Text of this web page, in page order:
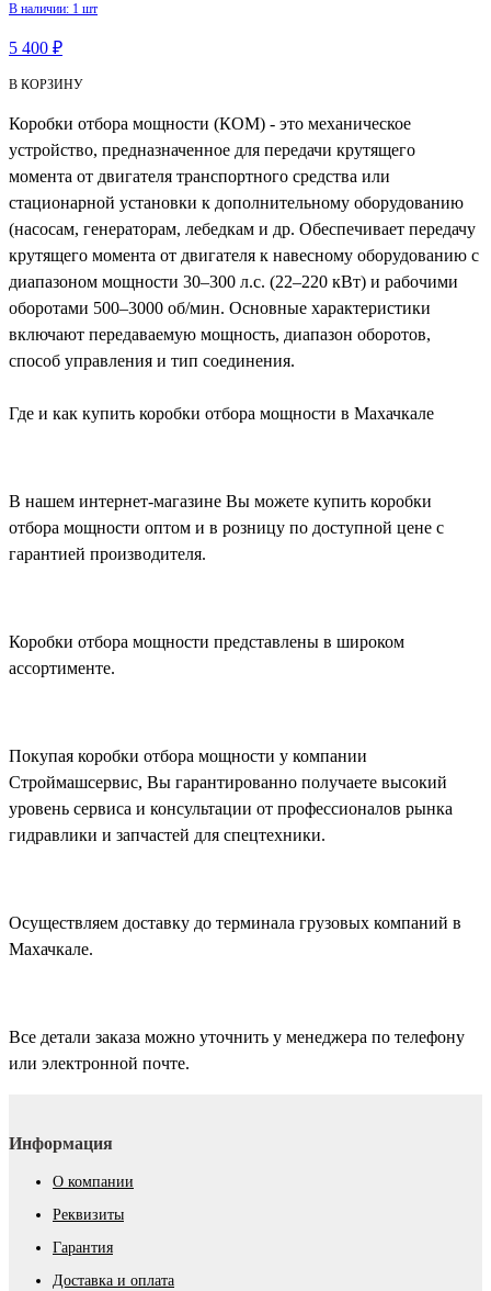
В наличии: 1 шт
5 400 ₽
В КОРЗИНУ
Коробки отбора мощности (КОМ) - это механическое
устройство, предназначенное для передачи крутящего
момента от двигателя транспортного средства или
стационарной установки к дополнительному оборудованию
(насосам, генераторам, лебедкам и др. Обеспечивает передачу
крутящего момента от двигателя к навесному оборудованию с
диапазоном мощности 30–300 л.с. (22–220 кВт) и рабочими
оборотами 500–3000 об/мин. Основные характеристики
включают передаваемую мощность, диапазон оборотов,
способ управления и тип соединения.
Где и как купить коробки отбора мощности в Махачкале
В нашем интернет-магазине Вы можете купить коробки
отбора мощности оптом и в розницу по доступной цене с
гарантией производителя.
Коробки отбора мощности представлены в широком
ассортименте.
Покупая коробки отбора мощности у компании
Строймашсервис, Вы гарантированно получаете высокий
уровень сервиса и консультации от профессионалов рынка
гидравлики и запчастей для спецтехники.
Осуществляем доставку до терминала грузовых компаний в
Махачкале.
Все детали заказа можно уточнить у менеджера по телефону
или электронной почте.
Информация
О компании
Реквизиты
Гарантия
Доставка и оплата